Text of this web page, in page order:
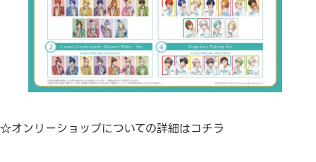
☆オンリーショップについての詳細はコチラ